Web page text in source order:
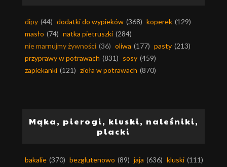
dipy (44) dodatki do wypieków (368) koperek (129)
masło (74) natka pietruszki (284)
nie marnujmy żywności (36) oliwa (177) pasty (213)
przyprawy w potrawach (831) sosy (459)
zapiekanki (121) zioła w potrawach (870)
Mąka, pierogi, kluski, naleśniki,
placki
bakalie (370) bezglutenowo (89) jaja (636) kluski (111)